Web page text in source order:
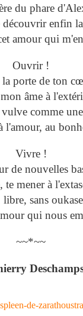
du phare
découvrir enfin
amour qui
Ouvrir !
porte de ton
âme à
comme
l'amour, au
Vivre !
de nouvelles
te mener à
sans
qui nous
~~*~~
de-